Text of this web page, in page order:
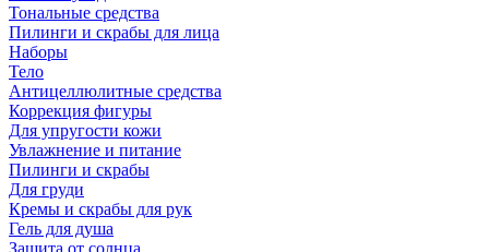
Тональные средства
Пилинги и скрабы для лица
Наборы
Тело
Антицеллюлитные средства
Коррекция фигуры
Для упругости кожи
Увлажнение и питание
Пилинги и скрабы
Для груди
Кремы и скрабы для рук
Гель для душа
Защита от солнца